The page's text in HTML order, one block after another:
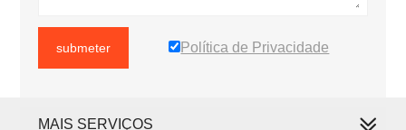
submeter Política de Privacidade
MAIS SERVIÇOS